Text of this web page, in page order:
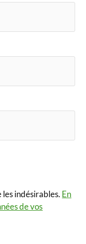
indésirables. En
de vos